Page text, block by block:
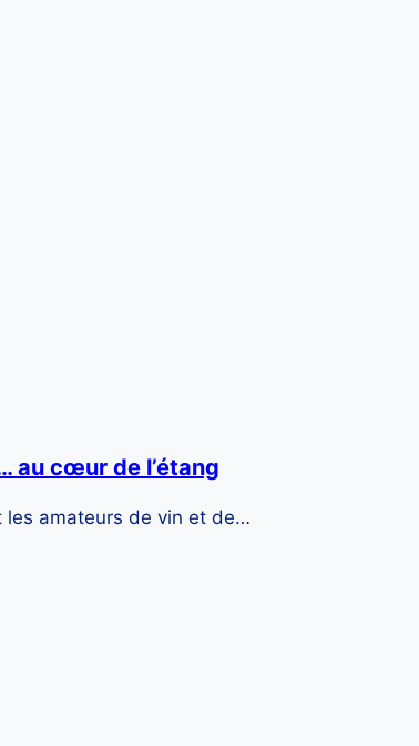
au cœur de l’étang
les amateurs de vin et de…